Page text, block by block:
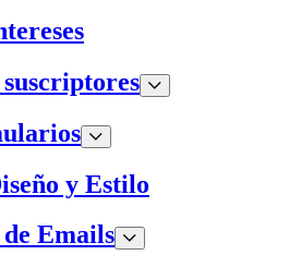
y Estilo
Emails